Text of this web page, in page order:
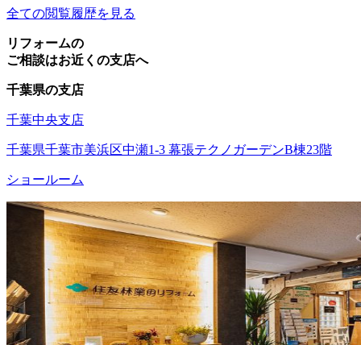
全ての閲覧履歴を見る
リフォームの
ご相談はお近くの支店へ
千葉県の支店
千葉中央支店
千葉県千葉市美浜区中瀬1-3 幕張テクノガーデンB棟23階
ショールーム